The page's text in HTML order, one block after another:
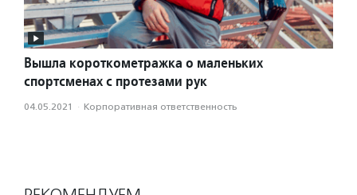
Вышла короткометражка о маленьких
спортсменах с протезами рук
04.05.2021 · Корпоративная ответственность